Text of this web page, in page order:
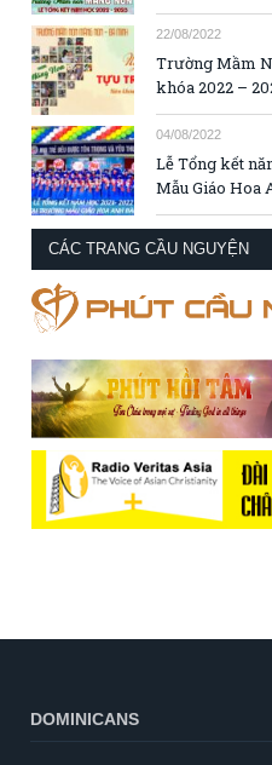
22/08/2022
Trường Mầm
khóa 2022 –
04/08/2022
Lễ Tổng kết
Mẫu Giáo Hoa
CÁC TRANG CẦU NGUYỆN
DOMINICANS